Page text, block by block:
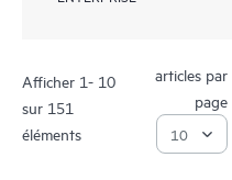
Afficher 1- 10
sur 151
éléments
articles par
page